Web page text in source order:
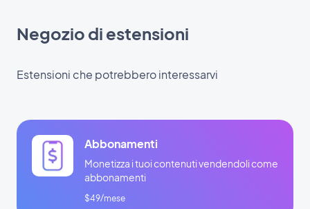
Negozio di estensioni
Estensioni che potrebbero interessarvi
Abbonamenti
Monetizza i tuoi contenuti vendendoli come
abbonamenti
$49/mese